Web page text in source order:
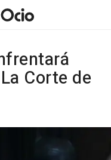
Corte de